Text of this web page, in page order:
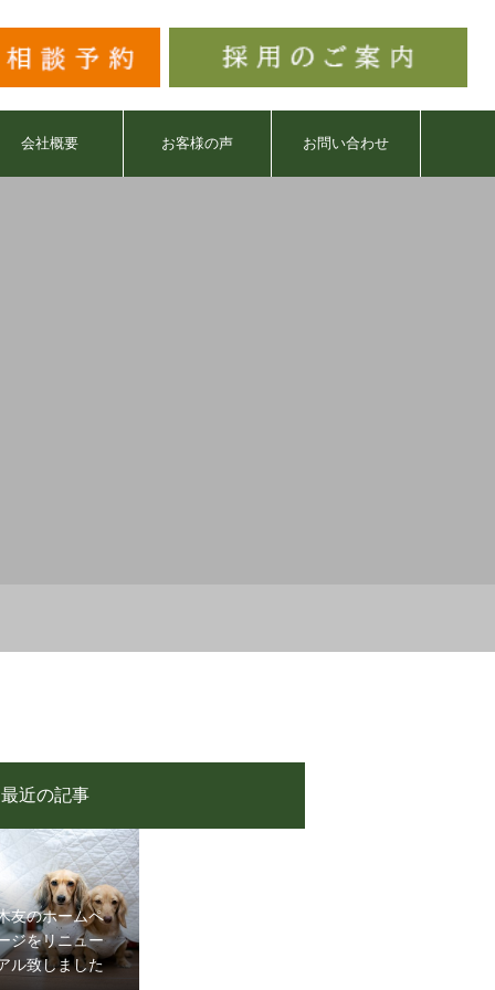
会社概要 お客様の声 お問い合わせ
最近の記事
友のホームペ
ジをリニュー
ル致しました